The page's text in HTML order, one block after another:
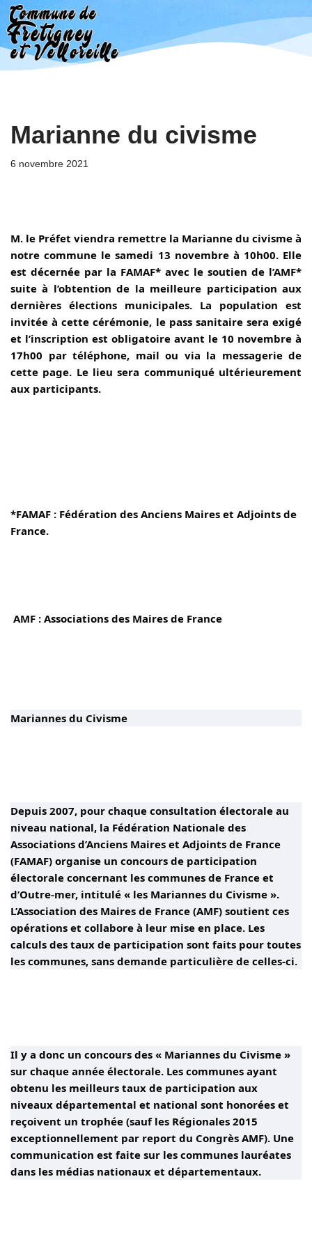
Aller
au
contenu
Marianne du civisme
6 novembre 2021
M. le Préfet viendra remettre la Marianne du civisme à
notre commune le samedi 13 novembre à 10h00. Elle
est décernée par la FAMAF* avec le soutien de l’AMF*
suite à l’obtention de la meilleure participation aux
dernières élections municipales. La population est
invitée à cette cérémonie, le pass sanitaire sera exigé
et l’inscription est obligatoire avant le 10 novembre à
17h00 par téléphone, mail ou via la messagerie de
cette page. Le lieu sera communiqué ultérieurement
aux participants.
*FAMAF : Fédération des Anciens Maires et Adjoints de
France.
AMF : Associations des Maires de France
Mariannes du Civisme
Depuis 2007, pour chaque consultation électorale au
niveau national, la Fédération Nationale des
Associations d’Anciens Maires et Adjoints de France
(FAMAF) organise un concours de participation
électorale concernant les communes de France et
d’Outre-mer, intitulé « les Mariannes du Civisme ».
L’Association des Maires de France (AMF) soutient ces
opérations et collabore à leur mise en place. Les
calculs des taux de participation sont faits pour toutes
les communes, sans demande particulière de celles-ci.
Il y a donc un concours des « Mariannes du Civisme »
sur chaque année électorale. Les communes ayant
obtenu les meilleurs taux de participation aux
niveaux départemental et national sont honorées et
reçoivent un trophée (sauf les Régionales 2015
exceptionnellement par report du Congrès AMF). Une
communication est faite sur les communes lauréates
dans les médias nationaux et départementaux.